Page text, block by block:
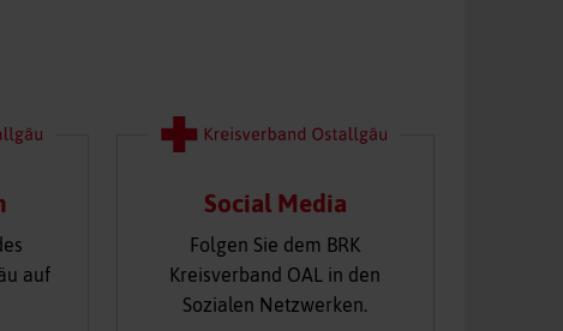
auf
Social Media
Folgen Sie dem BRK
Kreisverband OAL in den
Sozialen Netzwerken.